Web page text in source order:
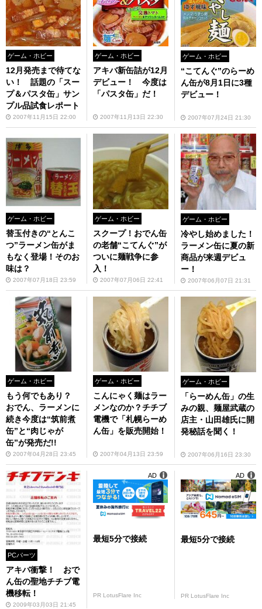
ゲーム・ホビー
12月発売まで待てな
い！ 話題の「スー
プ＆パスタ缶」サン
プル品試食レポート
2007年11月15日 22:00
ゲーム・ホビー
アキバ新缶詰が12月
デビュー！ 今度は
「パスタ缶」だ！
2007年11月13日 22:30
ゲーム・ホビー
“こてんぐ”のらーめ
ん缶が8月1日に3種
デビュー！
2007年07月24日 21:30
ゲーム・ホビー
替玉付きの“とんこ
つ”ラーメン缶がま
もなく登場！そのお
味は？
2007年07月18日 23:59
ゲーム・ホビー
スクープ！おでん缶
の老舗“こてんぐ”が
ついに麺戦争に参
入！
2007年07月06日 22:41
ゲーム・ホビー
冷やし始めました！
ラーメン缶に夏の新
商品が来週デビュ
ー！
2007年06月07日 21:31
ゲーム・ホビー
もう何でもあり？
おでん、ラーメンに
続き今度は“筑前煮
缶”と“肉じゃが
缶”が発売だ!!
2007年04月28日 23:45
ゲーム・ホビー
こんにゃく麺はラー
メンなのか？チチブ
電機で「札幌らーめ
ん缶」を販売開始！
2007年04月13日 23:59
ゲーム・ホビー
「らーめん缶」の生
みの親、麺屋武蔵の
店主・山田雄氏に開
発秘話を聞く！
2007年06月16日 23:30
PCパーツ
アキバ衝撃！ おで
ん缶の聖地チチブ電
機移転！
2009年03月03日 21:45
最短5分で接続
PR LotusFlare Inc
AD
最短5分で接続
PR LotusFlare Inc
AD